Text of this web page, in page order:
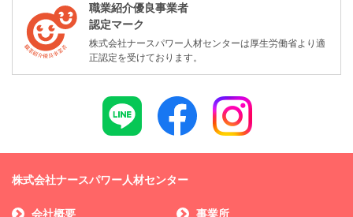
職業紹介優良事業者
認定マーク
株式会社ナースパワー人材センターは厚生労働省より適
正認定を受けております。
株式会社ナースパワー人材センター
会社概要 事業所